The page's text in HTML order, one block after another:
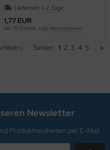
Lieferzeit: 1-2 Tage
1,77 EUR
inkl. 19 % MwSt. zzgl. Versandkosten
Seiten: 1 2 3 4 5 ... »
Newsletter
Produktneuheiten per E-Mail